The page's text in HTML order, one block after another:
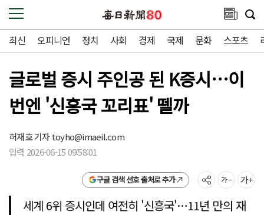
최신 오피니언 정치 사회 경제 국제 문화 스포츠
글로벌 증시 주인공 된 K증시…이
번엔 '신흥국 꼬리표' 뗄까
허재호 기자toyho@imaeil.com
입력 2026-06-15 09:58:01
구글 검색 선호 출처로 추가
세계 6위 증시인데 여전히 '신흥국'…11년 만의 재